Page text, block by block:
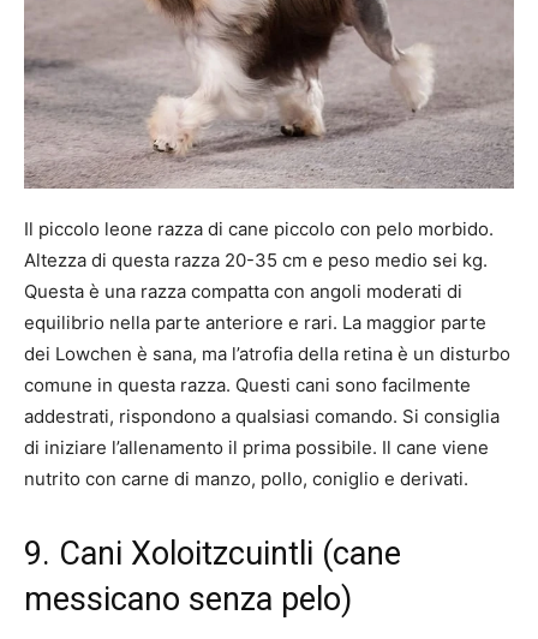
Il piccolo leone razza di cane piccolo con pelo morbido.
Altezza di questa razza 20-35 cm e peso medio sei kg.
Questa è una razza compatta con angoli moderati di
equilibrio nella parte anteriore e rari. La maggior parte
dei Lowchen è sana, ma l’atrofia della retina è un disturbo
comune in questa razza. Questi cani sono facilmente
addestrati, rispondono a qualsiasi comando. Si consiglia
di iniziare l’allenamento il prima possibile. Il cane viene
nutrito con carne di manzo, pollo, coniglio e derivati.
9. Cani Xoloitzcuintli (cane
messicano senza pelo)